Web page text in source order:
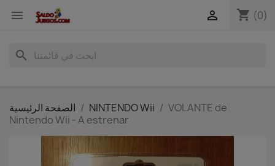
 shopping_cart (0)

search
الصفحة الرئيسية NINTENDO Wii
VOLANTE de
Nintendo Wii - A estrenar